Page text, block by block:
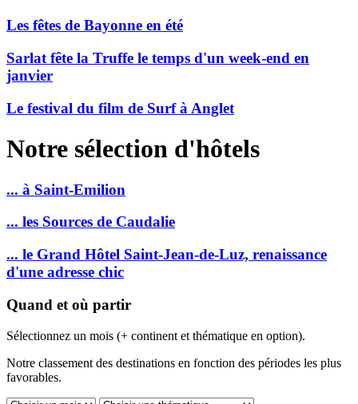
Les fêtes de Bayonne en été
Sarlat fête la Truffe le temps d'un week-end en
janvier
Le festival du film de Surf à Anglet
Notre sélection d'hôtels
... à Saint-Emilion
... les Sources de Caudalie
... le Grand Hôtel Saint-Jean-de-Luz, renaissance
d'une adresse chic
Quand et où partir
Sélectionnez un mois (+ continent et thématique en option).
Notre classement des destinations en fonction des périodes les plus
favorables.